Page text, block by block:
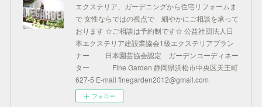
エクステリア、ガーデニングから住宅リフォームま
で 女性ならではの視点で 細やかにご相談を承って
おります ☆ご相談は予約制です☆ 公益社団法人日
本エクステリア建設業協会1級エクステリアプラン
ナー 日本園芸協会認定 ガーデンコーディネー
ター Fine Garden 静岡県浜松市中央区天王町
627-5 E-mail finegarden2012@gmail.com
フォロー